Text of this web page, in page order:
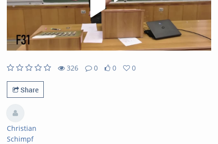
326
0
0
0
Share
Christian
Schimpf